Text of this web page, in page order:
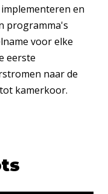
en
programma's
voor elke
eerste
naar de
kamerkoor.